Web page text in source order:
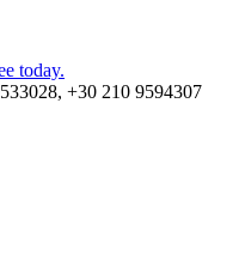
+30 210 9594307